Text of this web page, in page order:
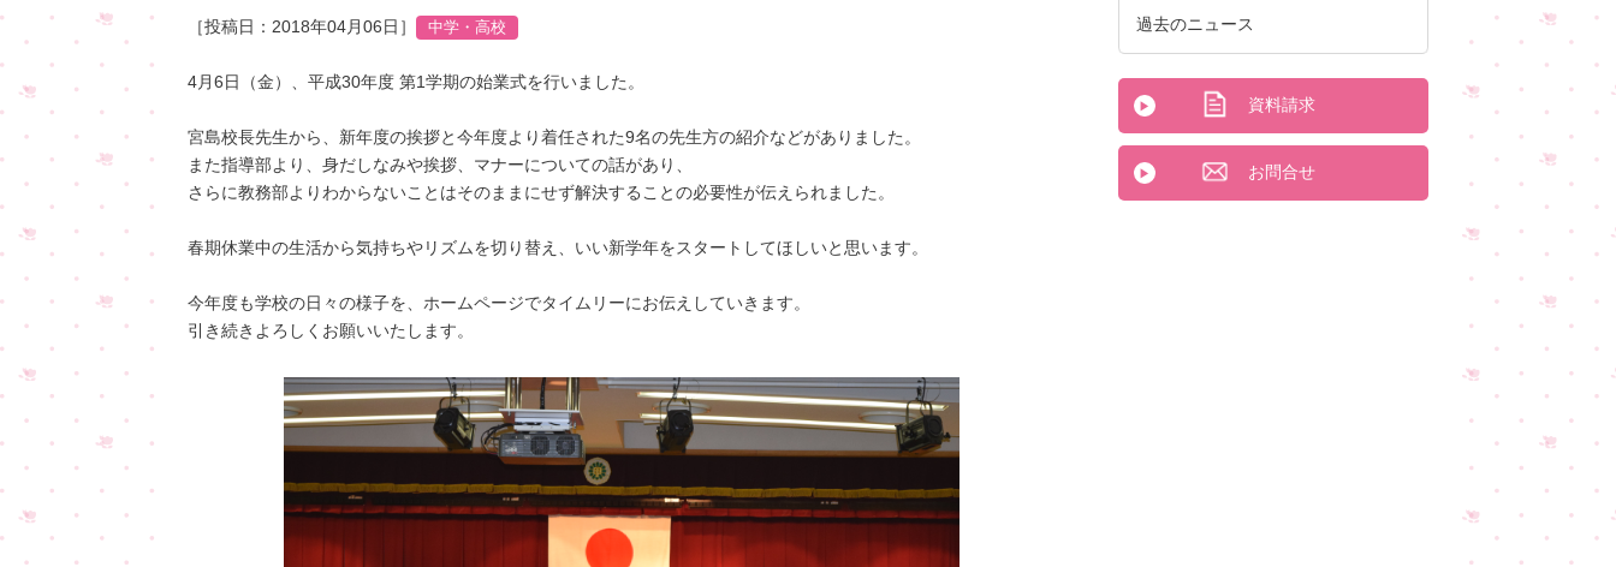
［投稿日：2018年04月06日］
4月6日（金）、平成30年度 第1学期の始業式を行いました。
宮島校長先生から、新年度の挨拶と今年度より着任された9名の先生方の紹介などがありました。
また指導部より、身だしなみや挨拶、マナーについての話があり、
さらに教務部よりわからないことはそのままにせず解決することの必要性が伝えられました。
春期休業中の生活から気持ちやリズムを切り替え、いい新学年をスタートしてほしいと思います。
今年度も学校の日々の様子を、ホームページでタイムリーにお伝えしていきます。
引き続きよろしくお願いいたします。
過去のニュース
資料請求
お問合せ